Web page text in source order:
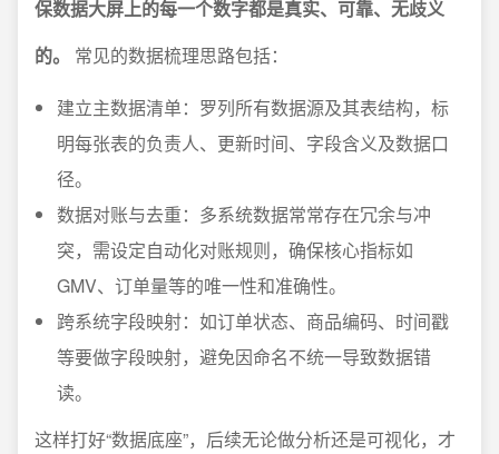
保数据大屏上的每一个数字都是真实、可靠、无歧义
的。
常见的数据梳理思路包括：
建立主数据清单：罗列所有数据源及其表结构，标
明每张表的负责人、更新时间、字段含义及数据口
径。
数据对账与去重：多系统数据常常存在冗余与冲
突，需设定自动化对账规则，确保核心指标如
GMV、订单量等的唯一性和准确性。
跨系统字段映射：如订单状态、商品编码、时间戳
等要做字段映射，避免因命名不统一导致数据错
读。
这样打好“数据底座”，后续无论做分析还是可视化，才